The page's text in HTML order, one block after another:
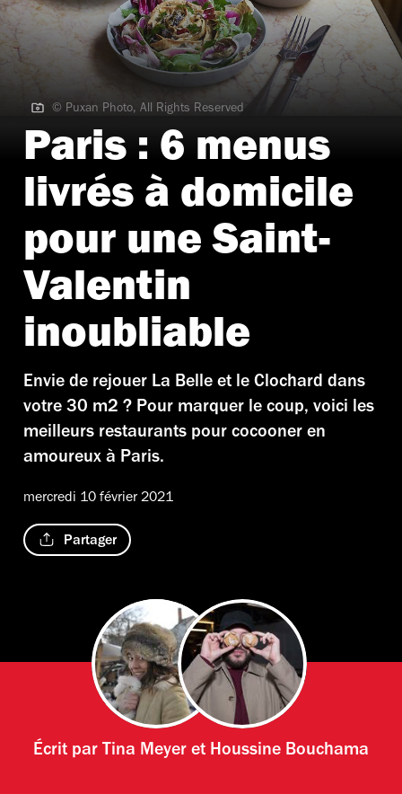
© Puxan Photo, All Rights Reserved
© Puxan Photo, All Rights Reserved
Paris : 6 menus
livrés à domicile
pour une Saint-
Valentin
inoubliable
Envie de rejouer La Belle et le Clochard dans
votre 30 m2 ? Pour marquer le coup, voici les
meilleurs restaurants pour cocooner en
amoureux à Paris.
mercredi 10 février 2021
Partager
Écrit par Tina Meyeret Houssine Bouchama